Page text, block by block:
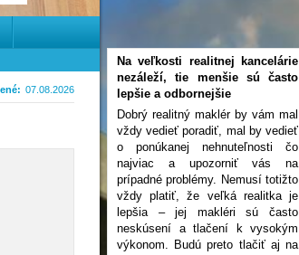
07.08.2026
Na veľkosti realitnej kancelárie
nezáleží, tie menšie sú často
lepšie a odbornejšie
Dobrý realitný maklér by vám mal
vždy vedieť poradiť, mal by vedieť
o ponúkanej nehnuteľnosti čo
najviac a upozorniť vás na
prípadné problémy. Nemusí totižto
vždy platiť, že veľká realitka je
lepšia – jej makléri sú často
neskúsení a tlačení k vysokým
výkonom. Budú preto tlačiť aj na